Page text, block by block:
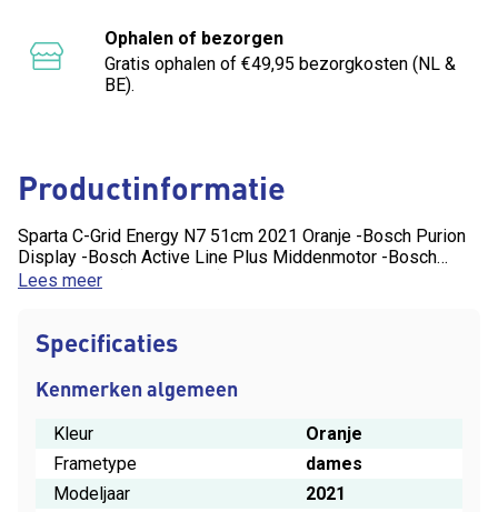
Productinformatie
Sparta C-Grid Energy N7 51cm 2021 Oranje -Bosch Purion
Display -Bosch Active Line Plus Middenmotor -Bosch
500wh Accu (uitneembaar)
Lees meer
Specificaties
Kenmerken algemeen
Kleur
Oranje
Frametype
dames
Modeljaar
2021
Ophalen of bezorgen
Gratis ophalen of €49,95 bezorgkosten (NL &
BE).